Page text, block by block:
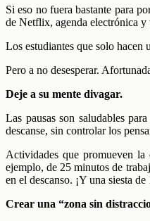
Si eso no fuera bastante para
de Netflix, agenda electrónica y
Los estudiantes que solo hacen
Pero a no desesperar.
Deje a su mente divagar.
Las pausas son saludables
descanse, sin controlar los
Actividades que promueven la
ejemplo, de 25 minutos de
en el descanso. ¡Y una siesta
Crear una “zona sin